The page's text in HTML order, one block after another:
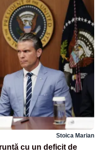
Stoica Marian
cu un deficit de